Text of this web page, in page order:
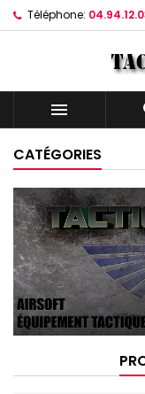
Téléphone:

CATÉGORIES